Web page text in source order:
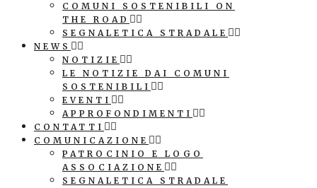
COMUNI SOSTENIBILI ON
THE ROAD
SEGNALETICA STRADALE
NEWS
NOTIZIE
LE NOTIZIE DAI COMUNI
SOSTENIBILI
EVENTI
APPROFONDIMENTI
CONTATTI
COMUNICAZIONE
PATROCINIO E LOGO
ASSOCIAZIONE
SEGNALETICA STRADALE